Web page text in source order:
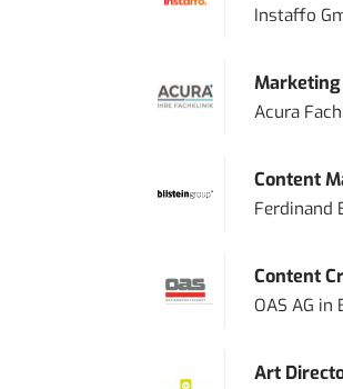
Instaffo
Marketing
Acura
Content
Ferdinand
Content
OAS AG in
Art